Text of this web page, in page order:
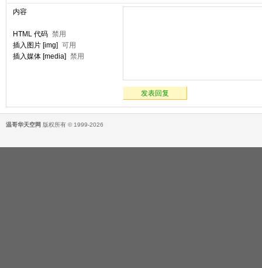
内容
HTML 代码 禁用
插入图片 [img] 可用
插入媒体 [media] 禁用
发表回复
温哥华天空网 版权所有 © 1999-2026